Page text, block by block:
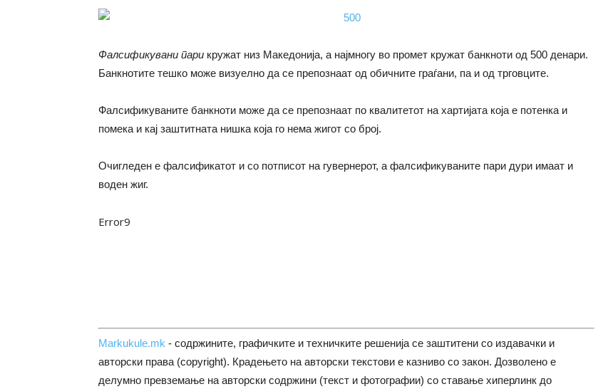
Фалсификувани пари кружат низ Македонија, а најмногу во промет кружат банкноти од 500 денари.
Банкнотите тешко може визуелно да се препознаат од обичните граѓани, па и од трговците.
Фалсификуваните банкноти може да се препознаат по квалитетот на хартијата која е потенка и
помека и кај заштитната нишка која го нема жигот со број.
Очигледен е фалсификатот и со потписот на гувернерот, а фалсификуваните пари дури имаат и
воден жиг.
Error9
Markukule.mk - содржините, графичките и техничките решенија се заштитени со издавачки и
авторски права (copyright). Крадењето на авторски текстови е казниво со закон. Дозволено е
делумно превземање на авторски содржини (текст и фотографии) со ставање хиперлинк до